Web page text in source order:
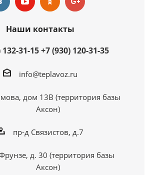
Наши контакты
132-31-15+7 (930) 120-31-35
info@teplavoz.ru
дом 13В (территория базы
Аксон)
пр-д Связистов, д.7
д. 30 (территория базы
Аксон)